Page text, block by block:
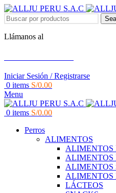
Llámanos al
Iniciar Sesión / Registrarse
0 items S/0.00
Menu
0 items S/0.00
Perros
ALIMENTOS
ALIMENTOS
ALIMENTOS
ALIMENTOS
ALIMENTOS
LÁCTEOS